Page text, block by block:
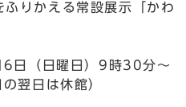
りかえる常設展示「かわ
日（日曜日）9時30分～
翌日は休館）